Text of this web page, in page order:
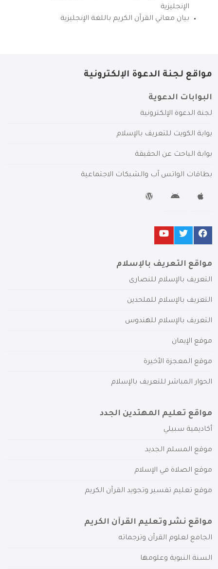
الإنجليزية
بيان معاني القرآن الكريم باللغة الإنجليزية
مواقع لجنة الدعوة الإلكترونية
البوابات الدعوية
لجنة الدعوة الإلكترونية
بوابة الكويت للتعريف بالإسلام
بوابة الباحث عن الحقيقة
بطاقات الواتس آب والشبكات الاجتماعية
مواقع التعريف بالإسلام
التعريف بالإسلام للنصارى
التعريف بالإسلام للملحدين
التعريف بالإسلام للهندوس
موقع الإيمان
موقع المعجزة الأخيرة
الحوار المباشر للتعريف بالإسلام
مواقع تعليم المهتدين الجدد
أكاديمية سبيلي
موقع المسلم الجديد
موقع الصلاة في الإسلام
موقع تعليم تفسير وتجويد القرآن الكريم
مواقع نشر وتعليم القرآن الكريم
الجامع لعلوم القرآن وترجماته
السنة النبوية وعلومها